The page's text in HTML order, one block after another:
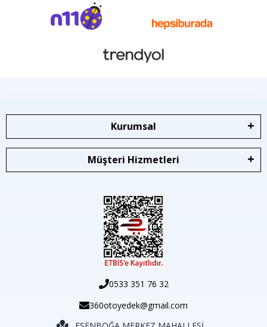
Kurumsal
Müşteri Hizmetleri
0533 351 76 32
360otoyedek@gmail.com